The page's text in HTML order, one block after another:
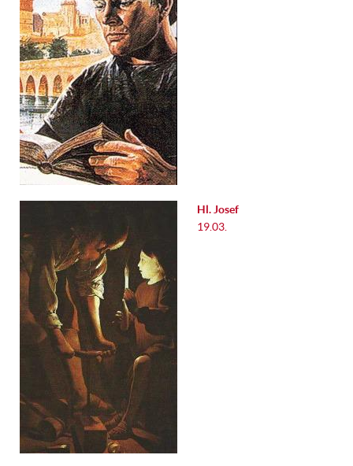
Hl. Josef
19.03.